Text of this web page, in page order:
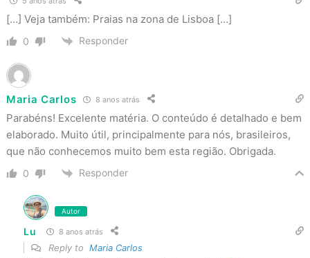
[…] Veja também: Praias na zona de Lisboa […]
0 Responder
Maria Carlos 8 anos atrás
Parabéns! Excelente matéria. O conteúdo é detalhado e bem
elaborado. Muito útil, principalmente para nós, brasileiros,
que não conhecemos muito bem esta região. Obrigada.
0 Responder
Autor
Lu 8 anos atrás
Reply to Maria Carlos